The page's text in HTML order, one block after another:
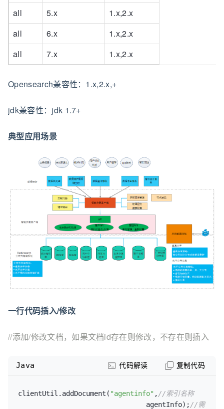
all
5.x
1.x,2.x
all
6.x
1.x,2.x
all
7.x 1.x,2.x
Opensearch兼容性：1.x,2.x,+
jdk兼容性：jdk 1.7+
典型应用场景
一行代码插入/修改
//添加/修改文档，如果文档id存在则修改，不存在则插入
clientUtil.addDocument( "agentinfo" , //索引名称
				agentInfo);
//需
Java 代码解读 复制代码